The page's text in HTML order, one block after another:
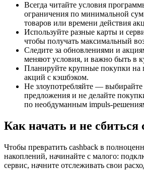
Всегда читайте условия
ограничения по минимальной
товаров или времени действия
Используйте разные карты и
чтобы получать максимальный
Следите за обновлениями и
меняют условия, и важно быть в
Планируйте крупные покупки на
акций с кэшбэком.
Не злоупотребляйте —
предложения и не делайте
по необдуманным impuls-
Как начать и не сбиться
Чтобы превратить cashback в
накоплений, начинайте с малого:
сервис, начните отслеживать свои